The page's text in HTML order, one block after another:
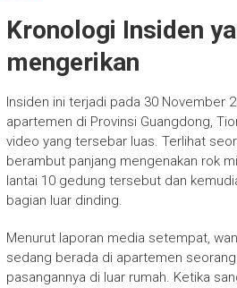
Kronologi Insiden
mengerikan
Insiden ini terjadi pada 30 November
apartemen di Provinsi Guangdong,
video yang tersebar luas. Terlihat
berambut panjang mengenakan rok
lantai 10 gedung tersebut dan
bagian luar dinding.
Menurut laporan media setempat,
sedang berada di apartemen
pasangannya di luar rumah. Ketika